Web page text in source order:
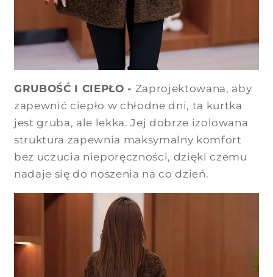
GRUBOŚĆ I CIEPŁO - Zaprojektowana, aby
zapewnić ciepło w chłodne dni, ta kurtka
jest gruba, ale lekka. Jej dobrze izolowana
struktura zapewnia maksymalny komfort
bez uczucia nieporęczności, dzięki czemu
nadaje się do noszenia na co dzień.